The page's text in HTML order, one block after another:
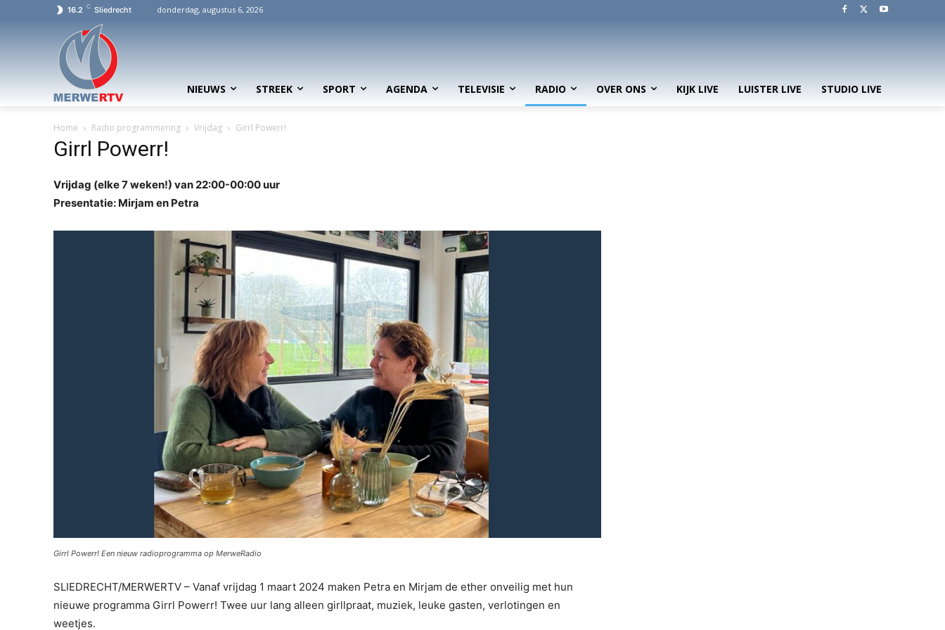
16.2 C Sliedrecht donderdag, augustus 6, 2026
NIEUWS STREEK SPORT AGENDA TELEVISIE RADIO OVER ONS KIJK LIVE LUISTER LIVE STUDIO LIVE
Home Radio programmering Vrijdag Girrl Powerr!
Girrl Powerr!
Vrijdag (elke 7 weken!) van 22:00-00:00 uur
Presentatie: Mirjam en Petra
Girrl Powerr! Een nieuw radioprogramma op MerweRadio
SLIEDRECHT/MERWERTV – Vanaf vrijdag 1 maart 2024 maken Petra en Mirjam de ether onveilig met hun
nieuwe programma Girrl Powerr! Twee uur lang alleen girllpraat, muziek, leuke gasten, verlotingen en
weetjes.